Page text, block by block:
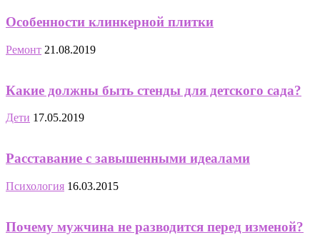
Особенности клинкерной плитки
Ремонт 21.08.2019
Какие должны быть стенды для детского сада?
Дети 17.05.2019
Расставание с завышенными идеалами
Психология 16.03.2015
Почему мужчина не разводится перед изменой?